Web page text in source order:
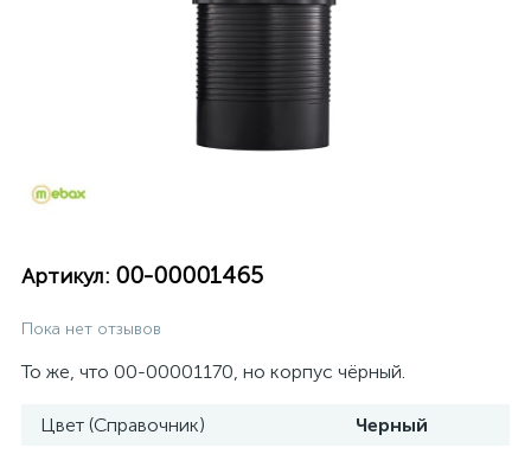
Артикул: 00-00001465
Пока нет отзывов
То же, что 00-00001170, но корпус чёрный.
Цвет (Справочник)
Черный